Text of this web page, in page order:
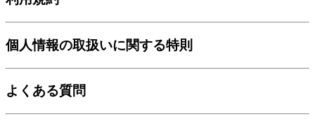
個人情報の取扱いに関する特則
よくある質問